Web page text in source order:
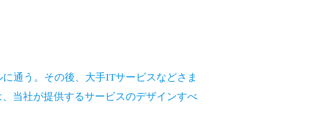
通う。その後、大手ITサービスなどさま
当社が提供するサービスのデザインすべ